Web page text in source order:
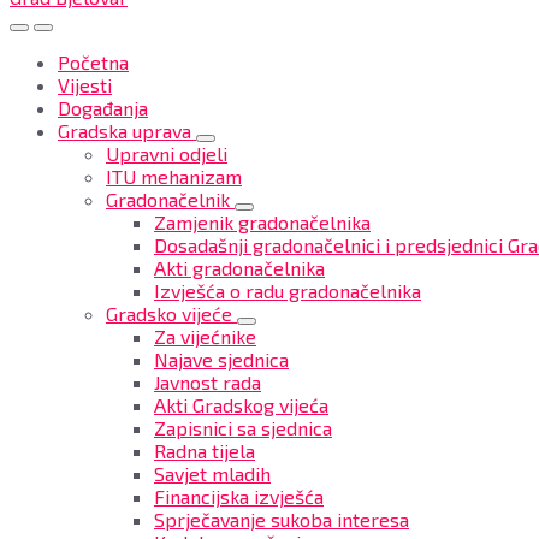
Početna
Vijesti
Događanja
Gradska uprava
Upravni odjeli
ITU mehanizam
Gradonačelnik
Zamjenik gradonačelnika
Dosadašnji gradonačelnici i predsjednici
Akti gradonačelnika
Izvješća o radu gradonačelnika
Gradsko vijeće
Za vijećnike
Najave sjednica
Javnost rada
Akti Gradskog vijeća
Zapisnici sa sjednica
Radna tijela
Savjet mladih
Financijska izvješća
Sprječavanje sukoba interesa